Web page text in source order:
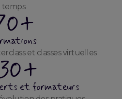
temps
et classes virtuelles
et formateurs